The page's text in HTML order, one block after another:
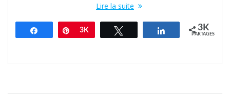
Lire la suite
Partagez Épingle
3K Partagez3K
PARTAGES